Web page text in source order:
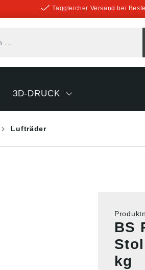
Taggleicher Versand bei
3D-DRUCK
Lufträder
BS
kg